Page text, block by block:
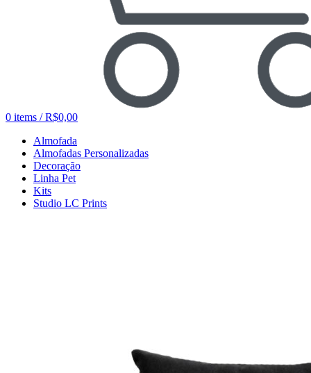
0 items / R$0,00
Almofada
Almofadas Personalizadas
Decoração
Linha Pet
Kits
Studio LC Prints